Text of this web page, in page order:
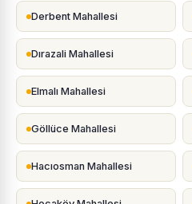
Derbent Mahallesi
Dırazali Mahallesi
Elmalı Mahallesi
Göllüce Mahallesi
Hacıosman Mahallesi